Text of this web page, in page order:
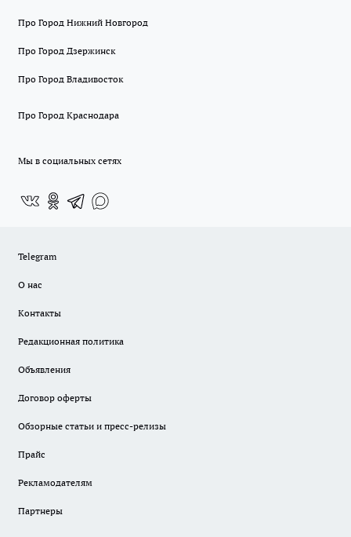
Про Город Нижний Новгород
Про Город Дзержинск
Про Город Владивосток
Про Город Краснодара
Мы в социальных сетях
Telegram
О нас
Контакты
Редакционная политика
Объявления
Договор оферты
Обзорные статьи и пресс-релизы
Прайс
Рекламодателям
Партнеры